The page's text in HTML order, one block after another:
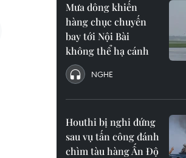
Mưa dông khiến
hàng chục chuyến
bay tới Nội Bài
không thể hạ cánh
NGHE
Houthi bị nghi đứng
sau vụ tấn công đánh
chìm tàu hàng Ấn Độ